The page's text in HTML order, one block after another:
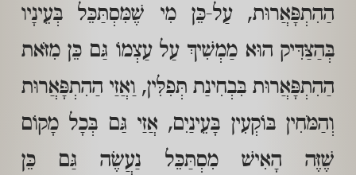
הַהִתְפָּאֲרוּת, עַל-כֵּן מִי שֶׁמִּסְתַּכֵּל בְּעֵינָיו
בְּהַצַּדִּיק הוּא מַמְשִׁיךְ עַל עַצְמוֹ גַּם כֵּן מִזֹּאת
הַהִתְפָּאֲרוּת בִּבְחִינַת תְּפִלִּין, וַאֲזַי הַהִתְפָּאֲרוּת
וְהַמֹּחִין בּוֹקְעִין בָּעֵינַיִם, אֲזַי גַּם בְּכָל מָקוֹם
שֶׁזֶּה הָאִישׁ מִסְתַּכֵּל נַעֲשֶׂה גַּם כֵּן